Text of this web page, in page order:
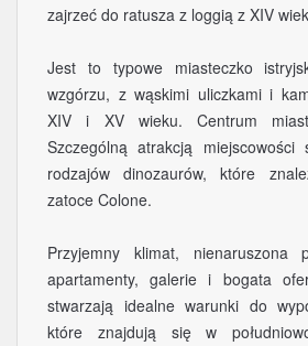
zajrzeć do ratusza z loggią z XIV
Jest to typowe miasteczko
wzgórzu, z wąskimi uliczkami i
XIV i XV wieku. Centrum
Szczególną atrakcją miejscowości
rodzajów dinozaurów, które
zatoce Colone.
Przyjemny klimat, nienaruszona
apartamenty, galerie i bogata
stwarzają idealne warunki do
które znajdują się w